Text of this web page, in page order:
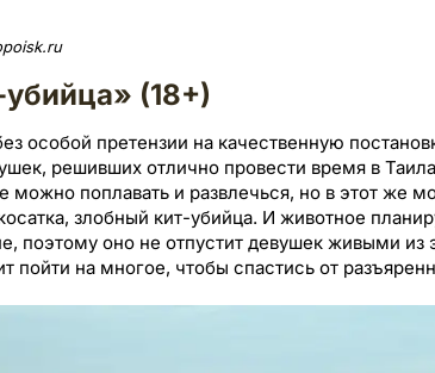
(18+)
особой претензии на качественную
решивших отлично провести время в
можно поплавать и развлечься, но в этот же
злобный кит-убийца. И животное
поэтому оно не отпустит девушек живыми из
пойти на многое, чтобы спастись от